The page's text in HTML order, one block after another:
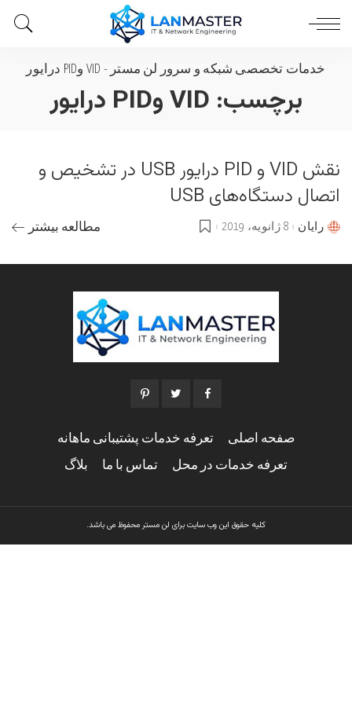
خدمات تخصصی شبکه و سرور لن مستر - VID وPID درایور
برچسب: VID وPID درایور
نقش VID و PID درایور USB در تشخیص و
اتصال دستگاه‌های USB
Postedرایان 8 ژانویه، 2019 مطالعه بیشتر
صفحه اصلی تعرفه خدمات پشتیبانی ماهانه
تعرفه خدمات در محل تماس با ما بلاگ
کلیه حقوق این وب سایت برای لن مستر محفوظ می باشد.